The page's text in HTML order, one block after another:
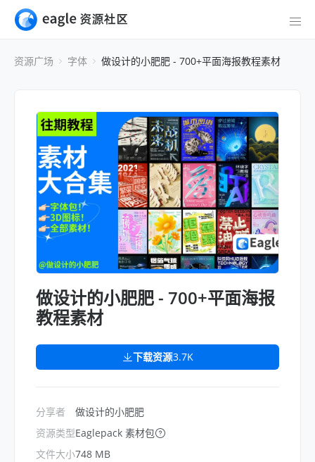
资源广场 字体 做设计的小肥肥 - 700+平面海报教程素材
做设计的小肥肥 - 700+平面海报
教程素材
下载资源3.7K
分享者
资源类型
文件大小
做设计的小肥肥
Eaglepack 素材包
748 MB